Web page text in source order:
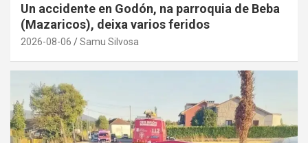
Un accidente en Godón, na parroquia de Beba
(Mazaricos), deixa varios feridos
2026-08-06 Samu Silvosa